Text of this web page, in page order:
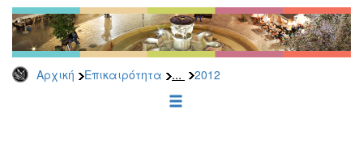
Αρχική Επικαιρότητα ... 2012
Τύπου
Αρχείο
2026
2025